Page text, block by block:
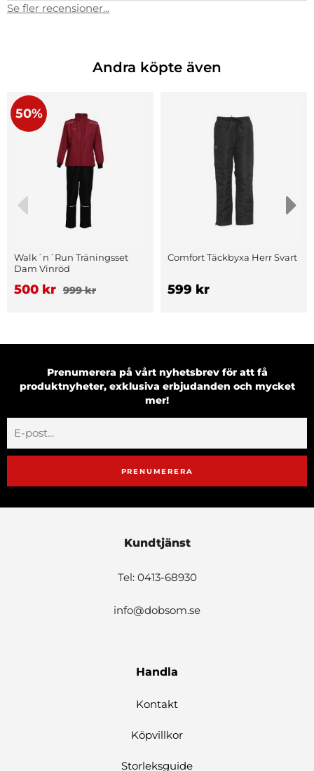
Se fler recensioner...
Andra köpte även
50%
Walk´n´Run Träningsset
Dam Vinröd
500 kr 999 kr
Comfort Täckbyxa Herr Svart
599 kr
Prenumerera på vårt nyhetsbrev för att få
produktnyheter, exklusiva erbjudanden och mycket
mer!
PRENUMERERA
Kundtjänst
Tel: 0413-68930
info@dobsom.se
Handla
Kontakt
Köpvillkor
Storleksguide